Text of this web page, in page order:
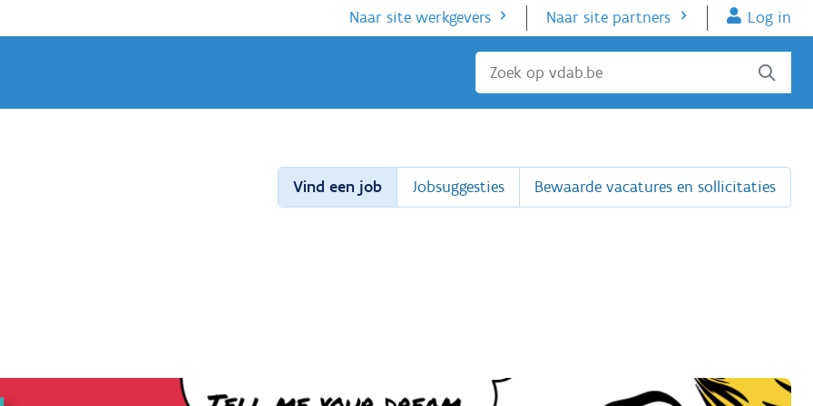
Naar site werkgevers Naar site partners Log in
Sluiten
Vind een job Jobsuggesties Bewaarde vacatures en sollicitaties